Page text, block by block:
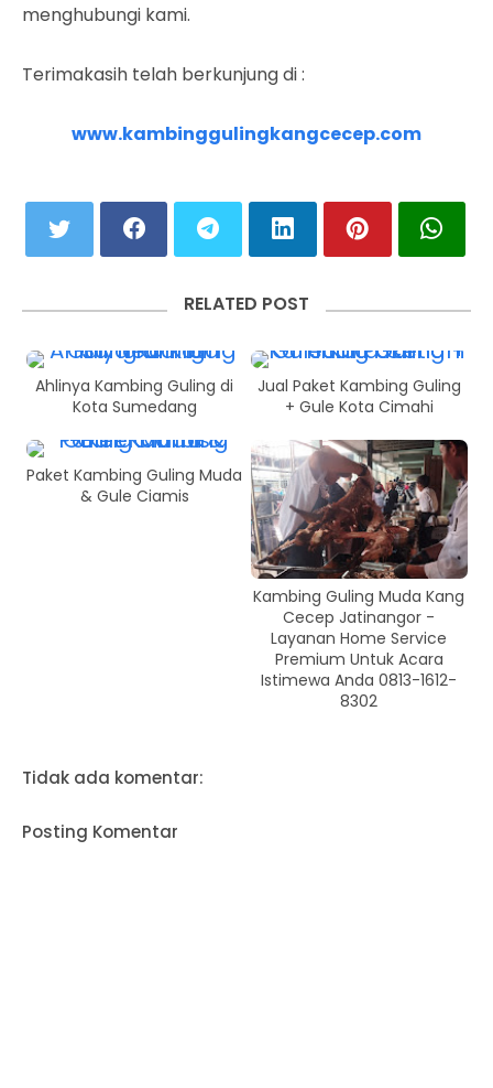
menghubungi kami.
Terimakasih telah berkunjung di :
www.kambinggulingkangcecep.com
RELATED POST
Ahlinya Kambing Guling di
Kota Sumedang
Jual Paket Kambing Guling
+ Gule Kota Cimahi
Paket Kambing Guling Muda
& Gule Ciamis
Kambing Guling Muda Kang
Cecep Jatinangor -
Layanan Home Service
Premium Untuk Acara
Istimewa Anda 0813-1612-
8302
Tidak ada komentar:
Posting Komentar